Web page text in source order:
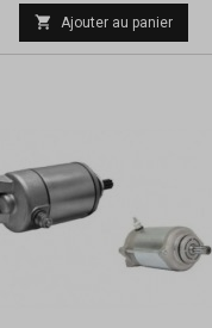
de
base
 Ajouter au panier